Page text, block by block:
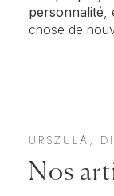
personnalité
chose de
URSZULA,
Nos